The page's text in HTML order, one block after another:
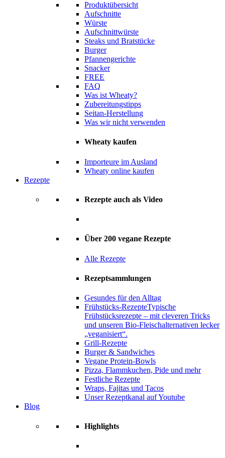
Produktübersicht
Aufschnitte
Würste
Aufschnittwürste
Steaks und Bratstücke
Burger
Pfannengerichte
Snacker
FREE
FAQ
Was ist Wheaty?
Zubereitungstipps
Seitan-Herstellung
Was wir nicht verwenden
Wheaty kaufen
Importeure im Ausland
Wheaty online kaufen
Rezepte
Rezepte auch als Video
Über 200 vegane Rezepte
Alle Rezepte
Rezeptsammlungen
Gesundes für den Alltag
Frühstücks-RezepteTypische
Frühstücksrezepte – mit cleveren Tricks
und unseren Bio-Fleischalternativen lecker
„veganisiert“.
Grill-Rezepte
Burger & Sandwiches
Vegane Protein-Bowls
Pizza, Flammkuchen, Pide und mehr
Festliche Rezepte
Wraps, Fajitas und Tacos
Unser Rezeptkanal auf Youtube
Blog
Highlights